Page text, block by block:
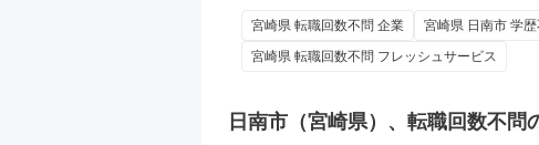
宮崎県 転職回数不問 企業 宮崎県 日南市 学
宮崎県 転職回数不問 フレッシュサービス
日南市（宮崎県）、転職回数不問